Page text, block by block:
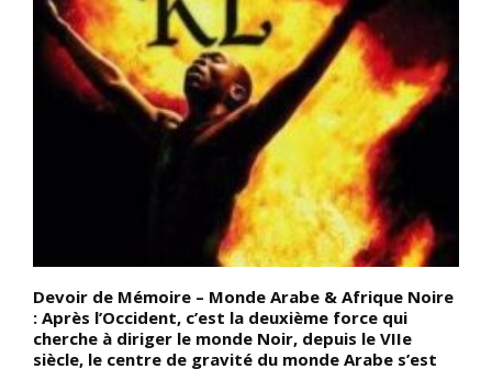
Devoir de Mémoire – Monde Arabe & Afrique Noire
: Après l’Occident, c’est la deuxième force qui
cherche à diriger le monde Noir, depuis le VIIe
siècle, le centre de gravité du monde Arabe s’est